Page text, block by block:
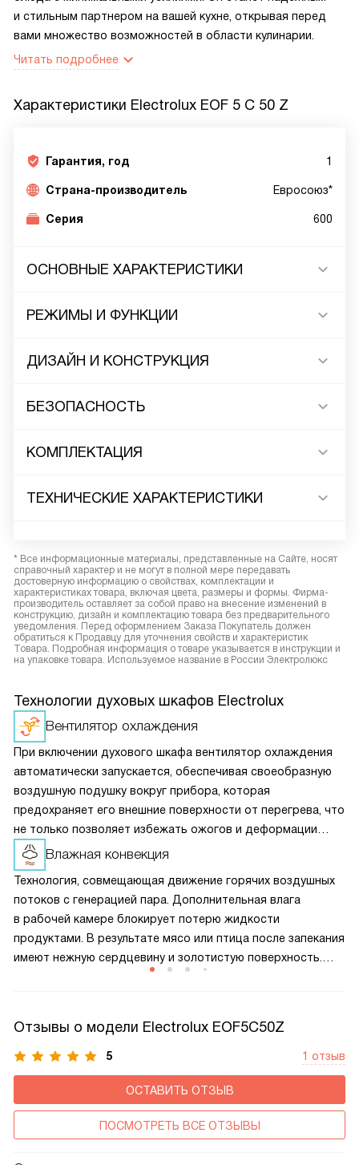
и стильным партнером на вашей кухне, открывая перед
вами множество возможностей в области кулинарии.
Читать подробнее
Характеристики Electrolux EOF 5 C 50 Z
Гарантия, год 1
Страна-производитель Евросоюз*
Серия 600
ОСНОВНЫЕ ХАРАКТЕРИСТИКИ
РЕЖИМЫ И ФУНКЦИИ
ДИЗАЙН И КОНСТРУКЦИЯ
БЕЗОПАСНОСТЬ
КОМПЛЕКТАЦИЯ
ТЕХНИЧЕСКИЕ ХАРАКТЕРИСТИКИ
* Все информационные материалы, представленные на Сайте, носят
справочный характер и не могут в полной мере передавать
достоверную информацию о свойствах, комплектации и
характеристиках товара, включая цвета, размеры и формы. Фирма-
производитель оставляет за собой право на внесение изменений в
конструкцию, дизайн и комплектацию товара без предварительного
уведомления. Перед оформлением Заказа Покупатель должен
обратиться к Продавцу для уточнения свойств и характеристик
Товара. Подробная информация о товаре указывается в инструкции и
на упаковке товара. Используемое название в России Электролюкс
Технологии духовых шкафов Electrolux
Вентилятор охлаждения
При включении духового шкафа вентилятор охлаждения
автоматически запускается, обеспечивая своеобразную
воздушную подушку вокруг прибора, которая
предохраняет его внешние поверхности от перегрева, что
не только позволяет избежать ожогов и деформации
кухонного гарнитура, но и помогает сократить
теплопотери, а значит и снизить расход электроэнергии
при приготовлении пищи.
Влажная конвекция
Технология, совмещающая движение горячих воздушных
потоков с генерацией пара. Дополнительная влага
в рабочей камере блокирует потерю жидкости
продуктами. В результате мясо или птица после запекания
имеют нежную сердцевину и золотистую поверхность.
сухими.
Отзывы о модели Electrolux EOF5C50Z
5 1 отзыв
ОСТАВИТЬ ОТЗЫВ
ПОСМОТРЕТЬ ВСЕ ОТЗЫВЫ